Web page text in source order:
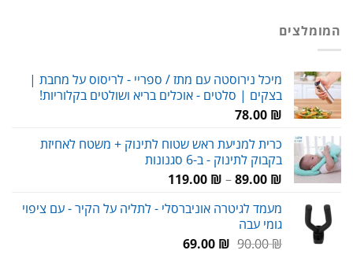
המומלצים
מיכל נירוסטה עם מתז / ספריי - לריסוס על מחבת |
בצקים | סלטים - אוכלים בריא ושולטים בקלוריות!
78.00 ₪
כרית למניעת ראש שטוח לתינוק + משטח לאחיזת
בקבוק לתינוק - ב-6 סגנונות
89.00 ₪
–
119.00 ₪
מעמד לגיטרה אוניברסלי - לתליה על הקיר - עם ציפוי
גומי עבה
90.00₪
המחיר69.00 ₪
המחיר